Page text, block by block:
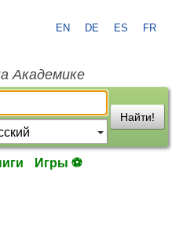
EN DE ES FR
Академике
Найти!
Игры ⚽